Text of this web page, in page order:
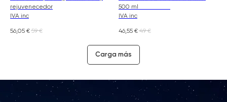
rejuvenecedor
IVA inc
56,05 € 59 €
500 ml
IVA inc
46,55 € 49 €
Carga más